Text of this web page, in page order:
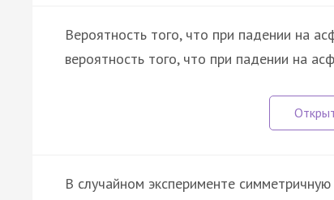
Вероятность того, что при падении на
вероятность того, что при падении на
В случайном эксперименте